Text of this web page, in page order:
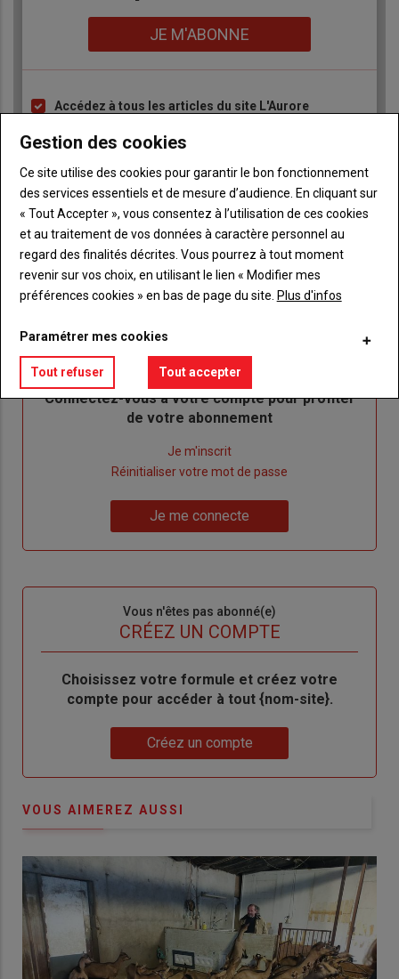
JE M'ABONNE
Liste
puce
Accédez à tous les articles du site L'Aurore
Consultez le journal L'Aurore Paysanne au format
Ne manquez aucune information grâce à la
newsletter du journal L'Aurore Paysanne
Sous-
titre
Vous êtes abonné(e)
TITRE IDENTIFIEZ-VOUS
Body
Connectez-vous à votre compte pour profiter
de votre abonnement
Je m'inscrit
de
Réinitialiser votre mot de passe
me
Je me connecte
Vous n'êtes pas abonné(e)
CRÉEZ UN COMPTE
BodyChoisissez votre formule et créez votre
compte pour accéder à tout {nom-site}.
Créez un compte
VOUS AIMEREZ AUSSI
Gestion des cookies
Ce site utilise des cookies pour garantir le bon fonctionnement
des services essentiels et de mesure d’audience. En cliquant sur
« Tout Accepter », vous consentez à l’utilisation de ces cookies
et au traitement de vos données à caractère personnel au
regard des finalités décrites. Vous pourrez à tout moment
revenir sur vos choix, en utilisant le lien « Modifier mes
préférences cookies » en bas de page du site. Plus d'infos
Paramétrer mes cookies
Tout refuser Tout accepter